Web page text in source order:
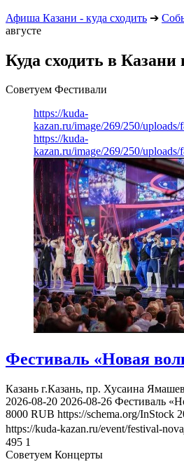
Афиша Казани - куда сходить ➔
августе
Куда сходить в Казани
Советуем Фестивали
https://kuda-
kazan.ru/image/269/250/
https://kuda-
kazan.ru/image/269/250/
Фестиваль «Новая
Казань г.Казань, пр. Хусаина
2026-08-20 2026-08-26 Фестиваль
8000 RUB https://schema.org/InStock
https://kuda-kazan.ru/event/festival-
495 1
Советуем Концерты